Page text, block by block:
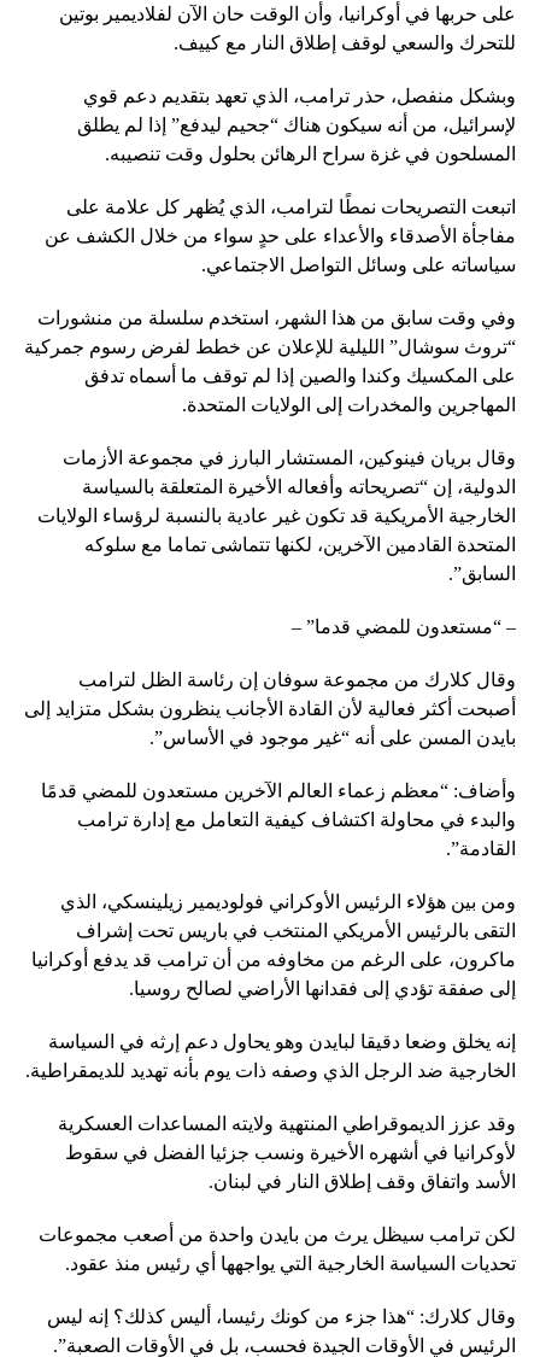
على حربها في أوكرانيا، وأن الوقت حان الآن لفلاديمير بوتين
للتحرك والسعي لوقف إطلاق النار مع كييف.
وبشكل منفصل، حذر ترامب، الذي تعهد بتقديم دعم قوي
لإسرائيل، من أنه سيكون هناك “جحيم ليدفع” إذا لم يطلق
المسلحون في غزة سراح الرهائن بحلول وقت تنصيبه.
اتبعت التصريحات نمطًا لترامب، الذي يُظهر كل علامة على
مفاجأة الأصدقاء والأعداء على حدٍ سواء من خلال الكشف عن
سياساته على وسائل التواصل الاجتماعي.
وفي وقت سابق من هذا الشهر، استخدم سلسلة من منشورات
“تروث سوشال” الليلية للإعلان عن خطط لفرض رسوم جمركية
على المكسيك وكندا والصين إذا لم توقف ما أسماه تدفق
المهاجرين والمخدرات إلى الولايات المتحدة.
وقال بريان فينوكين، المستشار البارز في مجموعة الأزمات
الدولية، إن “تصريحاته وأفعاله الأخيرة المتعلقة بالسياسة
الخارجية الأمريكية قد تكون غير عادية بالنسبة لرؤساء الولايات
المتحدة القادمين الآخرين، لكنها تتماشى تماما مع سلوكه
السابق”.
– “مستعدون للمضي قدما” –
وقال كلارك من مجموعة سوفان إن رئاسة الظل لترامب
أصبحت أكثر فعالية لأن القادة الأجانب ينظرون بشكل متزايد إلى
بايدن المسن على أنه “غير موجود في الأساس”.
وأضاف: “معظم زعماء العالم الآخرين مستعدون للمضي قدمًا
والبدء في محاولة اكتشاف كيفية التعامل مع إدارة ترامب
القادمة”.
ومن بين هؤلاء الرئيس الأوكراني فولوديمير زيلينسكي، الذي
التقى بالرئيس الأمريكي المنتخب في باريس تحت إشراف
ماكرون، على الرغم من مخاوفه من أن ترامب قد يدفع أوكرانيا
إلى صفقة تؤدي إلى فقدانها الأراضي لصالح روسيا.
إنه يخلق وضعا دقيقا لبايدن وهو يحاول دعم إرثه في السياسة
الخارجية ضد الرجل الذي وصفه ذات يوم بأنه تهديد للديمقراطية.
وقد عزز الديموقراطي المنتهية ولايته المساعدات العسكرية
لأوكرانيا في أشهره الأخيرة ونسب جزئيا الفضل في سقوط
الأسد واتفاق وقف إطلاق النار في لبنان.
لكن ترامب سيظل يرث من بايدن واحدة من أصعب مجموعات
تحديات السياسة الخارجية التي يواجهها أي رئيس منذ عقود.
وقال كلارك: “هذا جزء من كونك رئيسا، أليس كذلك؟ إنه ليس
الرئيس في الأوقات الجيدة فحسب، بل في الأوقات الصعبة”.